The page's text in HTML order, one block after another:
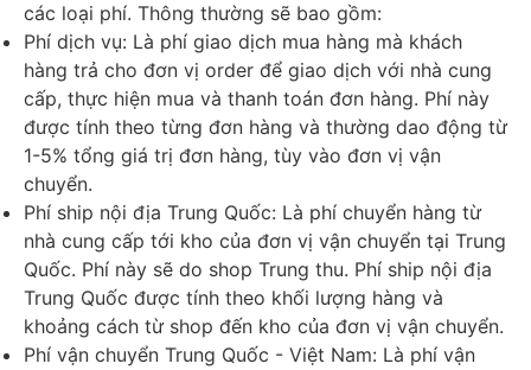
các loại phí. Thông thường sẽ bao gồm:
Phí dịch vụ: Là phí giao dịch mua hàng mà khách
hàng trả cho đơn vị order để giao dịch với nhà cung
cấp, thực hiện mua và thanh toán đơn hàng. Phí này
được tính theo từng đơn hàng và thường dao động từ
1-5% tổng giá trị đơn hàng, tùy vào đơn vị vận
chuyển.
Phí ship nội địa Trung Quốc: Là phí chuyển hàng từ
nhà cung cấp tới kho của đơn vị vận chuyển tại Trung
Quốc. Phí này sẽ do shop Trung thu. Phí ship nội địa
Trung Quốc được tính theo khối lượng hàng và
khoảng cách từ shop đến kho của đơn vị vận chuyển.
Phí vận chuyển Trung Quốc - Việt Nam: Là phí vận